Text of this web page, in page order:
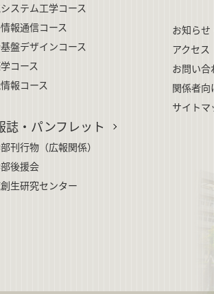
ステム工学コース
報通信コース
盤デザインコース
コース
報コース
誌・パンフレット
刊行物（広報関係）
後援会
生研究センター
お知らせ
アクセス
お問い合
関係者向
サイトマ